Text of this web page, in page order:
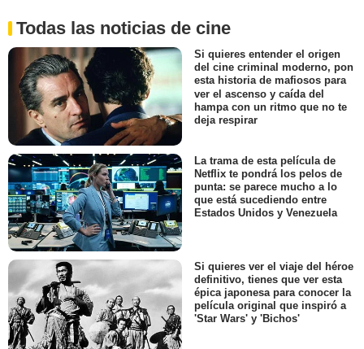
Todas las noticias de cine
Si quieres entender el origen
del cine criminal moderno, pon
esta historia de mafiosos para
ver el ascenso y caída del
hampa con un ritmo que no te
deja respirar
La trama de esta película de
Netflix te pondrá los pelos de
punta: se parece mucho a lo
que está sucediendo entre
Estados Unidos y Venezuela
Si quieres ver el viaje del héroe
definitivo, tienes que ver esta
épica japonesa para conocer la
película original que inspiró a
'Star Wars' y 'Bichos'